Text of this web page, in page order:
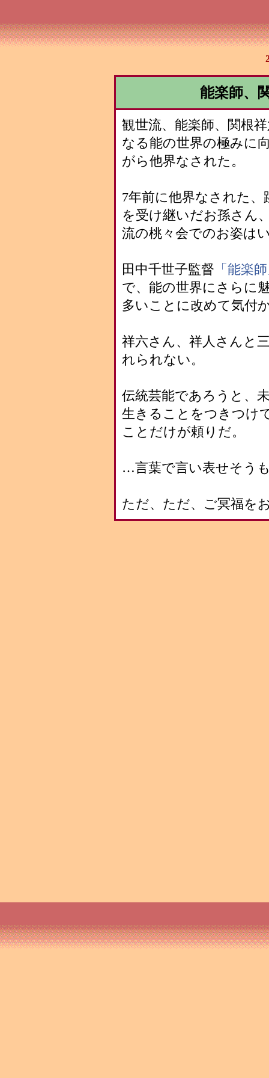
能楽師、
観世流、能楽師、関根
なる能の世界の極みに
がら他界なされた。
7年前に他界なされた
を受け継いだお孫さん
流の桃々会でのお姿は
田中千世子監督 「能楽
で、能の世界にさらに
多いことに改めて気付
祥六さん、祥人さんと
れられない。
伝統芸能であろうと、
生きることをつきつけ
ことだけが頼りだ。
…言葉で言い表せそう
ただ、ただ、ご冥福を